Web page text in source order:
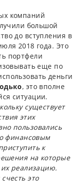
компаний
большой
до вступления в
2018 года. Это
портфели
еще по
деньги
, это вполне
ситуации.
существует
этих
пользовались
финансовым
к
на которые
реализацию.
это